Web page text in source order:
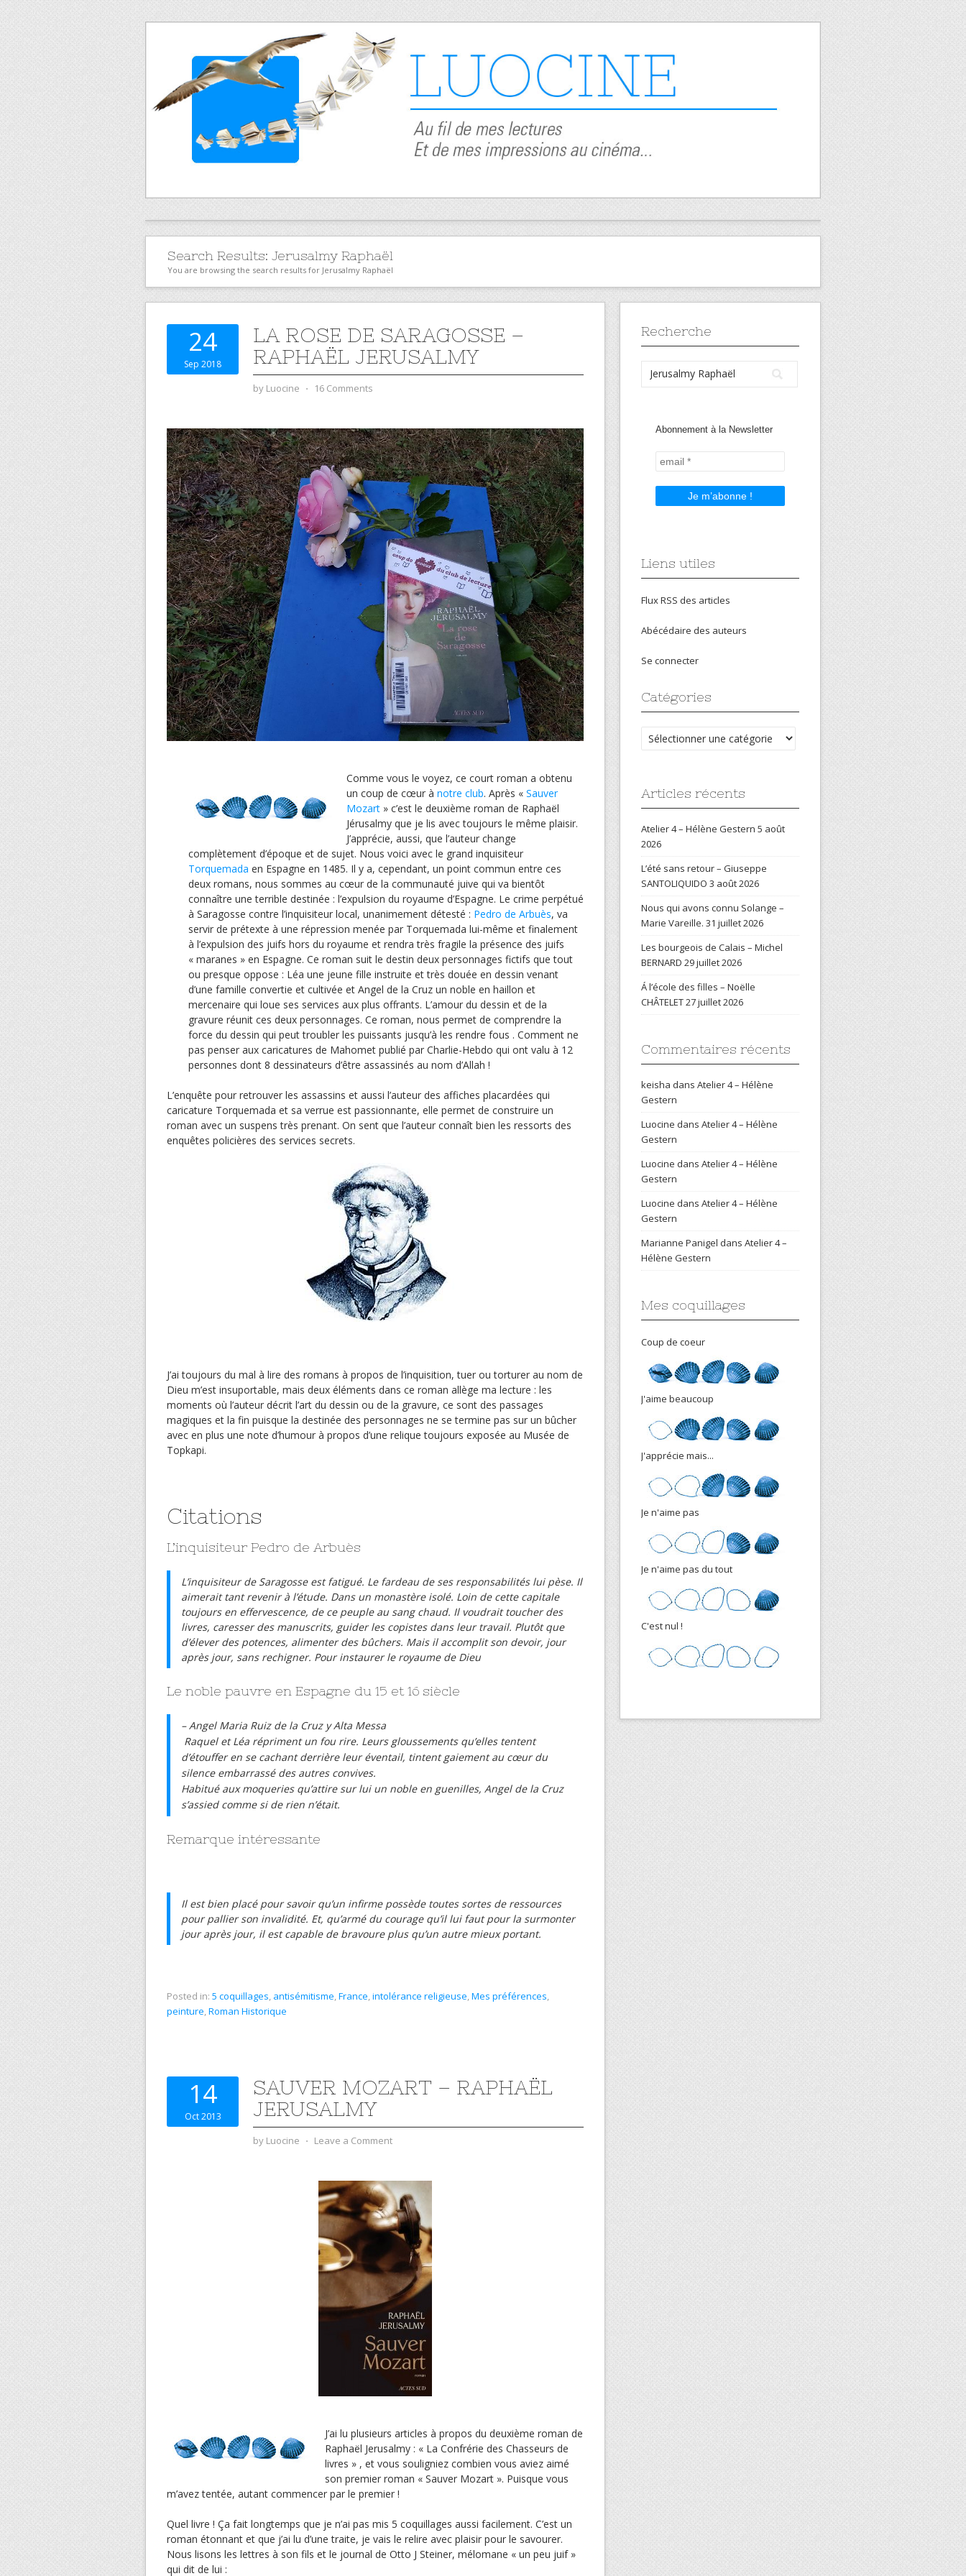
Search Results: Jerusalmy Raphaël
You are browsing the search results for Jerusalmy Raphaël
24
Sep 2018
LA ROSE DE SARAGOSSE –
RAPHAËL JERUSALMY
by Luocine ⋅ 16 Comments
Comme vous le voyez, ce court roman a obtenu
un coup de cœur à notre club. Après « Sauver
Mozart » c’est le deuxième roman de Raphaël
Jérusalmy que je lis avec toujours le même plaisir.
J’apprécie, aussi, que l’auteur change
complètement d’époque et de sujet. Nous voici avec le grand inquisiteur
Torquemada en Espagne en 1485. Il y a, cependant, un point commun entre ces
deux romans, nous sommes au cœur de la communauté juive qui va bientôt
connaître une terrible destinée : l’expulsion du royaume d’Espagne. Le crime perpétué
à Saragosse contre l’inquisiteur local, unanimement détesté : Pedro de Arbuès, va
servir de prétexte à une répression menée par Torquemada lui-même et finalement
à l’expulsion des juifs hors du royaume et rendra très fragile la présence des juifs
« maranes » en Espagne. Ce roman suit le destin deux personnages fictifs que tout
ou presque oppose : Léa une jeune fille instruite et très douée en dessin venant
d’une famille convertie et cultivée et Angel de la Cruz un noble en haillon et
mercenaire qui loue ses services aux plus offrants. L’amour du dessin et de la
gravure réunit ces deux personnages. Ce roman, nous permet de comprendre la
force du dessin qui peut troubler les puissants jusqu’à les rendre fous . Comment ne
pas penser aux caricatures de Mahomet publié par Charlie-Hebdo qui ont valu à 12
personnes dont 8 dessinateurs d’être assassinés au nom d’Allah !
L’enquête pour retrouver les assassins et aussi l’auteur des affiches placardées qui
caricature Torquemada et sa verrue est passionnante, elle permet de construire un
roman avec un suspens très prenant. On sent que l’auteur connaît bien les ressorts des
enquêtes policières des services secrets.
J’ai toujours du mal à lire des romans à propos de l’inquisition, tuer ou torturer au nom de
Dieu m’est insuportable, mais deux éléments dans ce roman allège ma lecture : les
moments où l’auteur décrit l’art du dessin ou de la gravure, ce sont des passages
magiques et la fin puisque la destinée des personnages ne se termine pas sur un bûcher
avec en plus une note d’humour à propos d’une relique toujours exposée au Musée de
Topkapi.
Citations
L’inquisiteur Pedro de Arbuès
L’inquisiteur de Saragosse est fatigué. Le fardeau de ses responsabilités lui pèse. Il
aimerait tant revenir à l’étude. Dans un monastère isolé. Loin de cette capitale
toujours en effervescence, de ce peuple au sang chaud. Il voudrait toucher des
livres, caresser des manuscrits, guider les copistes dans leur travail. Plutôt que
d’élever des potences, alimenter des bûchers. Mais il accomplit son devoir, jour
après jour, sans rechigner. Pour instaurer le royaume de Dieu
Le noble pauvre en Espagne du 15 et 16 siècle
– Angel Maria Ruiz de la Cruz y Alta Messa
Raquel et Léa répriment un fou rire. Leurs gloussements qu’elles tentent
d’étouffer en se cachant derrière leur éventail, tintent gaiement au cœur du
silence embarrassé des autres convives.
Habitué aux moqueries qu’attire sur lui un noble en guenilles, Angel de la Cruz
s’assied comme si de rien n’était.
Remarque intéressante
Il est bien placé pour savoir qu’un infirme possède toutes sortes de ressources
pour pallier son invalidité. Et, qu’armé du courage qu’il lui faut pour la surmonter
jour après jour, il est capable de bravoure plus qu’un autre mieux portant.
Posted in: 5 coquillages, antisémitisme,France,intolérance religieuse,Mes préférences,
peinture,Roman Historique
14
Oct 2013
SAUVER MOZART – RAPHAËL
JERUSALMY
by Luocine ⋅ Leave a Comment
J’ai lu plusieurs articles à propos du deuxième roman de
Raphaël Jerusalmy : « La Confrérie des Chasseurs de
livres » , et vous souligniez combien vous aviez aimé
son premier roman « Sauver Mozart ». Puisque vous
m’avez tentée, autant commencer par le premier !
Quel livre ! Ça fait longtemps que je n’ai pas mis 5 coquillages aussi facilement. C’est un
roman étonnant et que j’ai lu d’une traite, je vais le relire avec plaisir pour le savourer.
Nous lisons les lettres à son fils et le journal de Otto J Steiner, mélomane « un peu juif »
qui dit de lui :
Recherche
Abonnement à la Newsletter
Liens utiles
Flux RSS des articles
Abécédaire des auteurs
Se connecter
Catégories
Catégories
Articles récents
Atelier 4 – Hélène Gestern 5 août
2026
L’été sans retour – Giuseppe
SANTOLIQUIDO 3 août 2026
Nous qui avons connu Solange –
Marie Vareille. 31 juillet 2026
Les bourgeois de Calais – Michel
BERNARD 29 juillet 2026
Á l’école des filles – Noëlle
CHÂTELET27 juillet 2026
Commentaires récents
keisha dans Atelier 4 – Hélène
Gestern
Luocine dans Atelier 4 – Hélène
Gestern
Luocine dans Atelier 4 – Hélène
Gestern
Luocine dans Atelier 4 – Hélène
Gestern
Marianne Panigel dans Atelier 4 –
Hélène Gestern
Mes coquillages
Coup de coeur
J'aime beaucoup
J'apprécie mais...
Je n'aime pas
Je n'aime pas du tout
C'est nul !